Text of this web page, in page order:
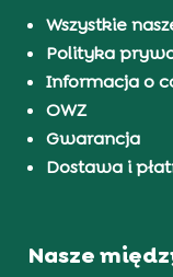
Wszystkie
Polityka
Informacja o
OWZ
Gwarancja
Dostawa i
Nasze